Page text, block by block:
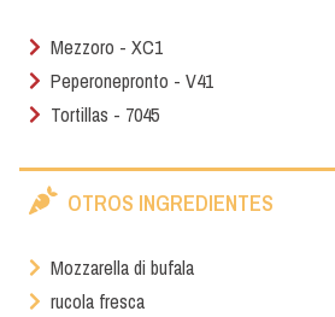
Mezzoro - XC1
Peperonepronto - V41
Tortillas - 7045
OTROS INGREDIENTES
Mozzarella di bufala
rucola fresca